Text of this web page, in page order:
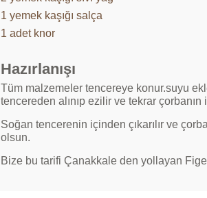
1 yemek kaşığı salça
1 adet knor
Hazırlanışı
Tüm malzemeler tencereye konur.suyu
tencereden alınıp ezilir ve tekrar çorbanın
Soğan tencerenin içinden çıkarılır ve
olsun.
Bize bu tarifi Çanakkale den yollayan